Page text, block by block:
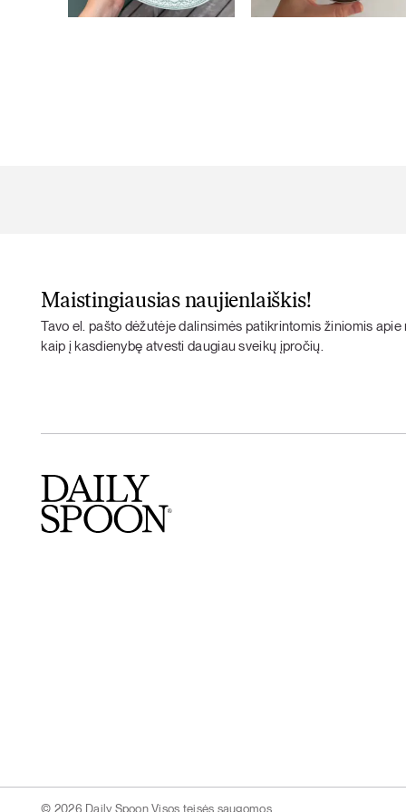
Maistingiausias naujienlaiškis!
Tavo el. pašto dėžutėje dalinsimės patikrintomis žiniomis
kaip į kasdienybę atvesti daugiau sveikų įpročių.
© 2026 Daily Spoon Visos teisės saugomos